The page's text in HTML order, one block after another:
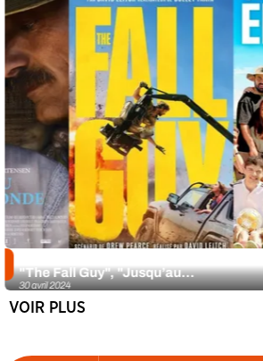
30 avril 2024
"The Fall Guy", "Jusqu’au...
VOIR PLUS